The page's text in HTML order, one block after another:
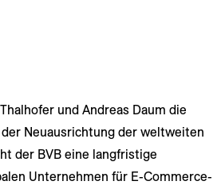
und Andreas Daum die
Neuausrichtung der weltweiten
der BVB eine langfristige
Unternehmen für E-Commerce-